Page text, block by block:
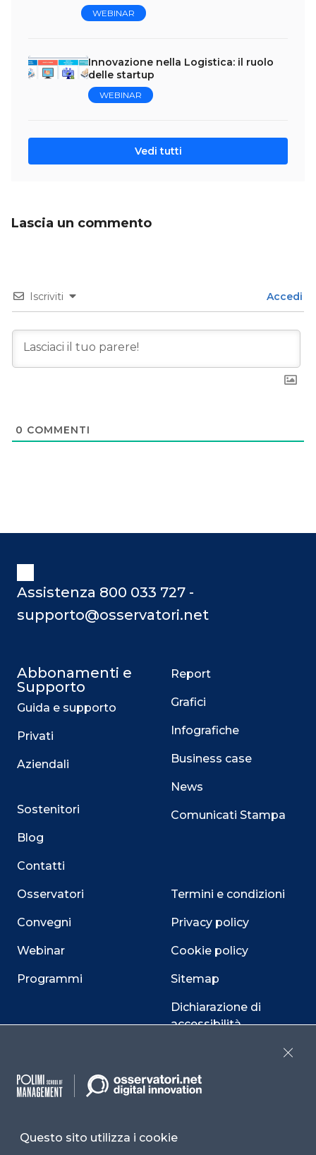
WEBINAR
Innovazione nella Logistica: il ruolo
delle startup
WEBINAR
Vedi tutti
Lascia un commento
Iscriviti Accedi
0 COMMENTI
Assistenza 800 033 727 -
supporto@osservatori.net
Abbonamenti e
Supporto
Guida e supporto
Privati
Aziendali
Sostenitori
Blog
Contatti
Osservatori
Convegni
Webinar
Programmi
Report
Grafici
Infografiche
Business case
News
Comunicati Stampa
Termini e condizioni
Privacy policy
Cookie policy
Sitemap
Dichiarazione di
accessibilità
Questo sito utilizza i cookie